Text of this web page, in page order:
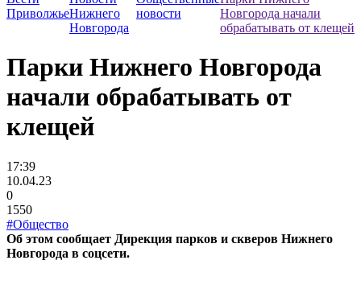
ПриволжьеНижнего
Новгорода
новости
Новгорода начали
обрабатывать от клещей
Парки Нижнего Новгорода
начали обрабатывать от
клещей
17:39
10.04.23
0
1550
#Общество
Об этом сообщает Дирекция парков и скверов Нижнего
Новгорода в соцсети.